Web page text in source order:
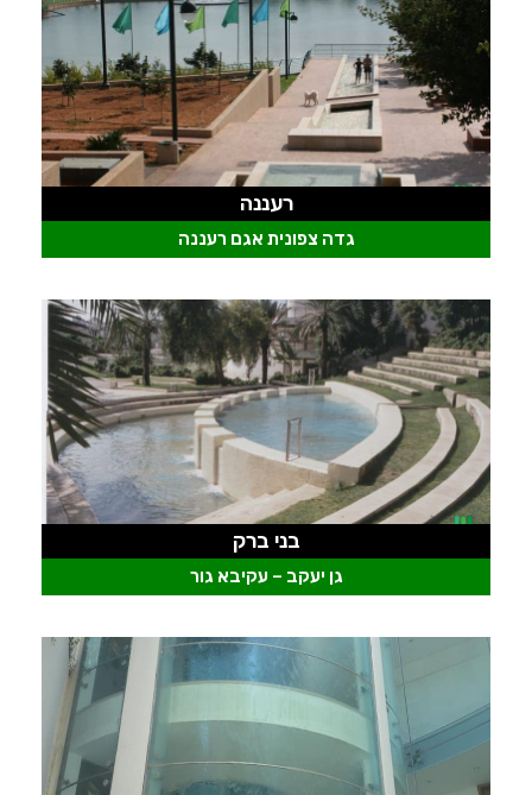
גדה צפונית אגם רעננה
רעננה
גן יעקב – עקיבא גור
בני ברק